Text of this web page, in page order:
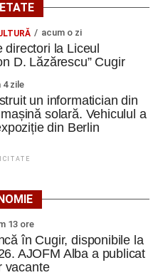
acum o zi
directori la Liceul
D. Lăzărescu” Cugir
4 zile
un informatician din
solară. Vehiculul a
din Berlin
13 ore
în Cugir, disponibile la
AJOFM Alba a publicat
vacante